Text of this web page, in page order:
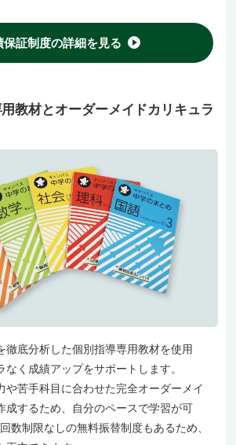
保証制度の詳細を見る
教材とオーダーメイドカリキュラ
徹底分析した個別指導専用教材を使用
なく成績アップをサポートします。
や苦手科目に合わせた完全オーダーメイ
成するため、自分のペースで学習が可
数制限なしの無料振替制度もあるため、